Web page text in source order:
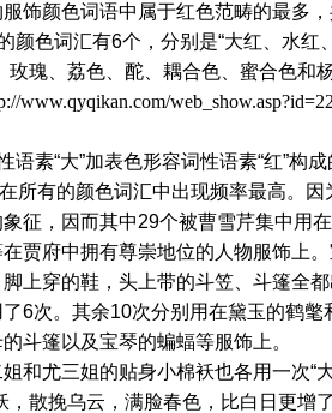
颜色词语中属于红色范畴的最多，
颜色词汇有6个，分别是“大红、水
玫瑰、荔色、酡、耦合色、蜜合色和
www.qyqikan.com/
素“大”加表色形容词性语素“红”构
所有的颜色词汇中出现频率最高。因
征，因而其中29个被曹雪芹集中用
贾府中拥有尊崇地位的人物服饰上
上穿的鞋，头上带的斗笠、斗篷全
6次。其余10次分别用在黛玉的鹤
斗篷以及宝琴的蝙蝠等服饰上。
尤三姐的贴身小棉袄也各用一次“
，散挽乌云，满脸春色，比白日更增